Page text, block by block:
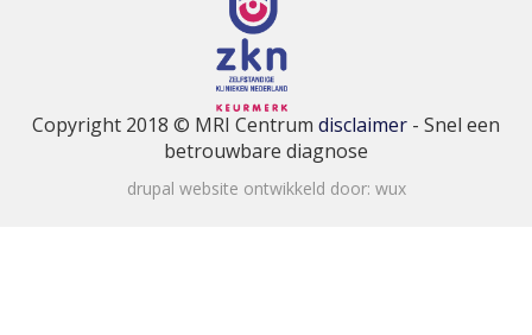
Copyright 2018 © MRI Centrum disclaimer - Snel een
betrouwbare diagnose
drupal website ontwikkeld door: wux